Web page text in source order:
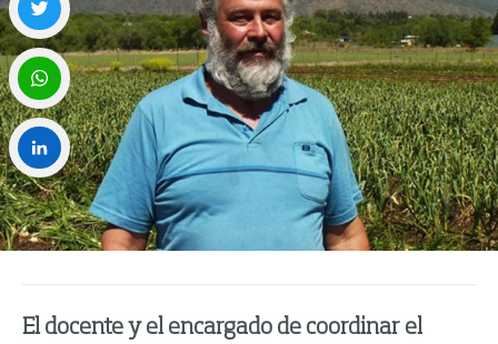
El docente y el encargado de coordinar el
Twitter
WhatsApp
LinkedIn